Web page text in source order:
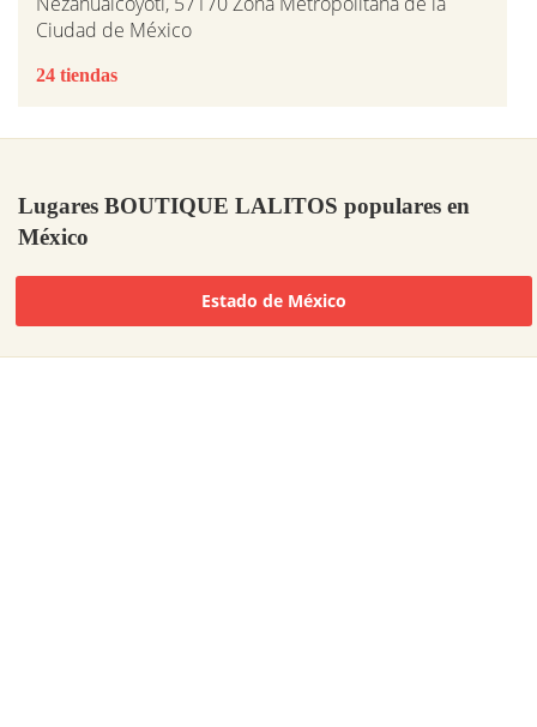
Ciudad de México
24 tiendas
Lugares BOUTIQUE LALITOS populares en
México
Estado de México